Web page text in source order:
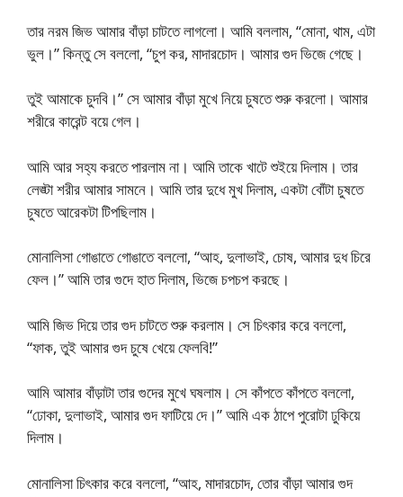
তার নরম জিভ আমার বাঁড়া চাটতে লাগলো। আমি বললাম, “মোনা, থাম, এটা
ভুল।” কিন্তু সে বললো, “চুপ কর, মাদারচোদ। আমার গুদ ভিজে গেছে।
তুই আমাকে চুদবি।” সে আমার বাঁড়া মুখে নিয়ে চুষতে শুরু করলো। আমার
শরীরে কারেন্ট বয়ে গেল।
আমি আর সহ্য করতে পারলাম না। আমি তাকে খাটে শুইয়ে দিলাম। তার
লেঙ্টা শরীর আমার সামনে। আমি তার দুধে মুখ দিলাম, একটা বোঁটা চুষতে
চুষতে আরেকটা টিপছিলাম।
মোনালিসা গোঙাতে গোঙাতে বললো, “আহ, দুলাভাই, চোষ, আমার দুধ চিরে
ফেল।” আমি তার গুদে হাত দিলাম, ভিজে চপচপ করছে।
আমি জিভ দিয়ে তার গুদ চাটতে শুরু করলাম। সে চিৎকার করে বললো,
“ফাক, তুই আমার গুদ চুষে খেয়ে ফেলবি!”
আমি আমার বাঁড়াটা তার গুদের মুখে ঘষলাম। সে কাঁপতে কাঁপতে বললো,
“ঢোকা, দুলাভাই, আমার গুদ ফাটিয়ে দে।” আমি এক ঠাপে পুরোটা ঢুকিয়ে
দিলাম।
মোনালিসা চিৎকার করে বললো, “আহ, মাদারচোদ, তোর বাঁড়া আমার গুদ